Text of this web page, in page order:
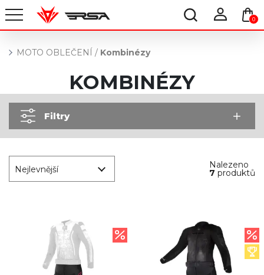
0
MOTO OBLEČENÍ / Kombinézy
KOMBINÉZY
Filtry
Nalezeno
7 produktů
Nejlevnější